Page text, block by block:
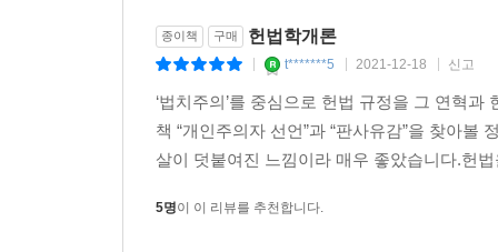
모든 사회적 이슈마다 여론은 팽팽하게 갈리
범죄자에게 사형을 구형해야 한다는 목소리가
터무니없이 부족해 보이는 경우가 많다. 이런 사태
때문이라고 말한다. 법이 인간 사이에 필요한 ‘
종이책 구매 헌법학개론
t*******5 2021-12-18 신고
‘법치주의’를 중심으로 헌법 규정을 그 연혁
책 “개인주의자 선언”과 “판사유감”을 찾아
살이 덧붙여진 느낌이라 매우 좋았습니다.헌
5명이 이 리뷰를 추천합니다.